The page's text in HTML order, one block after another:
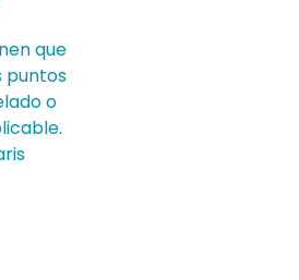
que
puntos
o